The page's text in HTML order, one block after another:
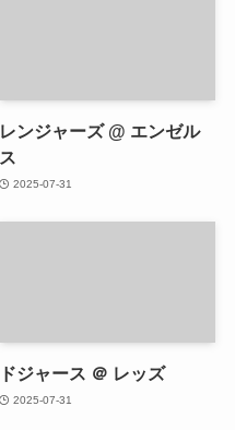
レンジャーズ @ エンゼル
ス
2025-07-31
ドジャース ＠ レッズ
2025-07-31